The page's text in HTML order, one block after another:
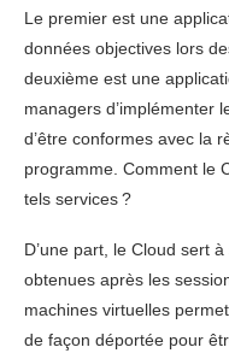
Le premier est une
données objectives lors
deuxième est une
managers d’implémenter
d’être conformes avec la
programme. Comment le
tels services ?
D’une part, le Cloud sert
obtenues après les
machines virtuelles
de façon déportée pour